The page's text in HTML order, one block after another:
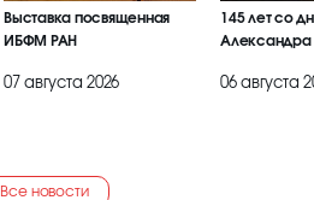
Выставка посвященная
ИБФМ РАН
07 августа 2026
145 лет со
Александра
06 августа
Все новости